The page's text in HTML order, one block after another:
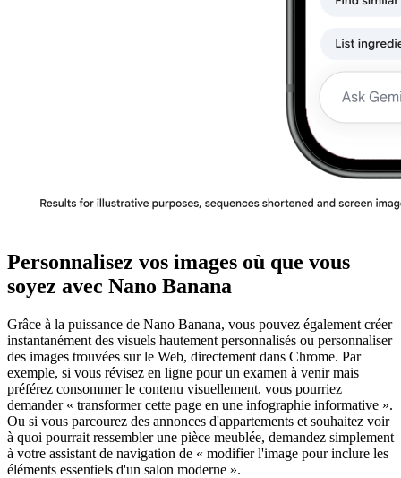
Personnalisez vos images où que vous
soyez avec Nano Banana
Grâce à la puissance de Nano Banana, vous pouvez également créer
instantanément des visuels hautement personnalisés ou personnaliser
des images trouvées sur le Web, directement dans Chrome. Par
exemple, si vous révisez en ligne pour un examen à venir mais
préférez consommer le contenu visuellement, vous pourriez
demander « transformer cette page en une infographie informative ».
Ou si vous parcourez des annonces d'appartements et souhaitez voir
à quoi pourrait ressembler une pièce meublée, demandez simplement
à votre assistant de navigation de « modifier l'image pour inclure les
éléments essentiels d'un salon moderne ».